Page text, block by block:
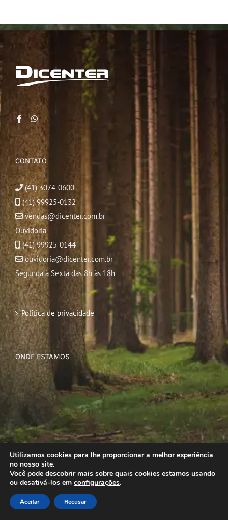
CONTATO
(41) 3074-0600
(41) 99925-0132
vendas@dicenter.com.br
Ouvidoria
(41) 99925-0144
ouvidoria@dicenter.com.br
Segunda à Sexta das 8h às 18h
Política de privacidade
ONDE ESTAMOS
Utilizamos cookies para lhe proporcionar a melhor experiência
no nosso site.
Você pode descobrir mais sobre quais cookies estamos usando
ou desativá-los em configurações.
Aceitar Recusar